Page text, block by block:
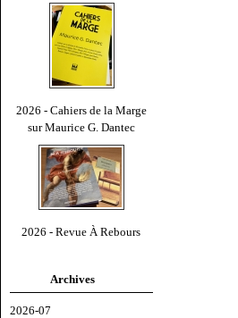
2026 - Cahiers de la Marge
sur Maurice G. Dantec
2026 - Revue À Rebours
Archives
2026-07